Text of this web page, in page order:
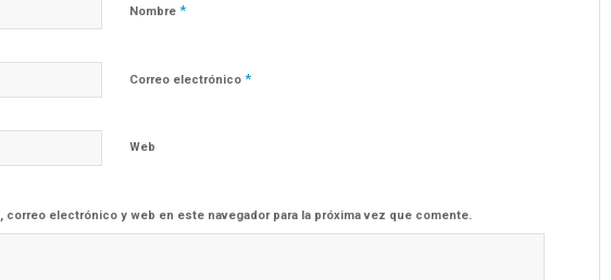
Nombre *
Correo electrónico *
Web
correo electrónico y web en este navegador para la próxima vez que comente.